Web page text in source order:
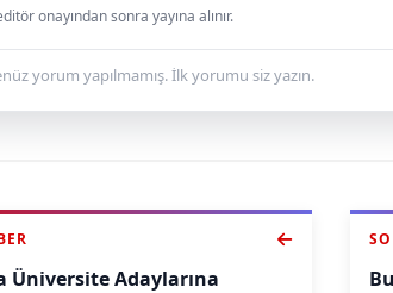
onayından sonra yayına alınır.
yorum yapılmamış. İlk yorumu siz yazın.
Üniversite Adaylarına